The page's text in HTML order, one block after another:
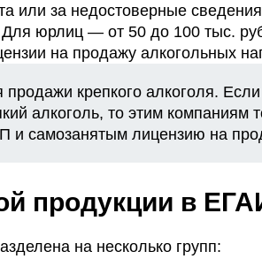
или за недостоверные
юрлиц — от 50 до 100 тыс.
на продажу алкогольных
крепкого алкоголя.
алкоголь, то этим компаниям
и самозанятым лицензию на
продукции в
на несколько групп: